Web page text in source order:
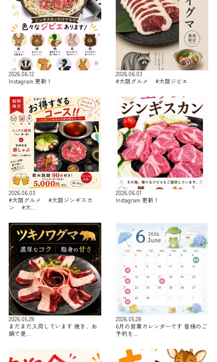
2026.06.12
Instagram 更新！
2026.06.03
#大阪グルメ #大阪ジビエ
2026.06.03
#大阪グルメ #大阪ジンギスカ
ン #大…
2026.06.01
Instagram 更新！
2026.05.28
まだまだ入荷しています 焼き、お
鍋で是…
2026.05.28
6月の営業カレンダーです 皆様のご
予約を…